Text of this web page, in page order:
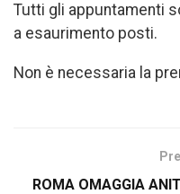
Tutti gli appuntamenti
a esaurimento posti.
Non è necessaria la
ROMA OMAGGIA